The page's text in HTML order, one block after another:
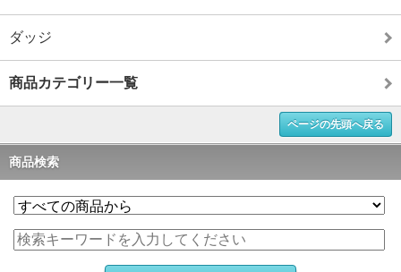
ダッジ
商品カテゴリー一覧
ページの先頭へ戻る
商品検索